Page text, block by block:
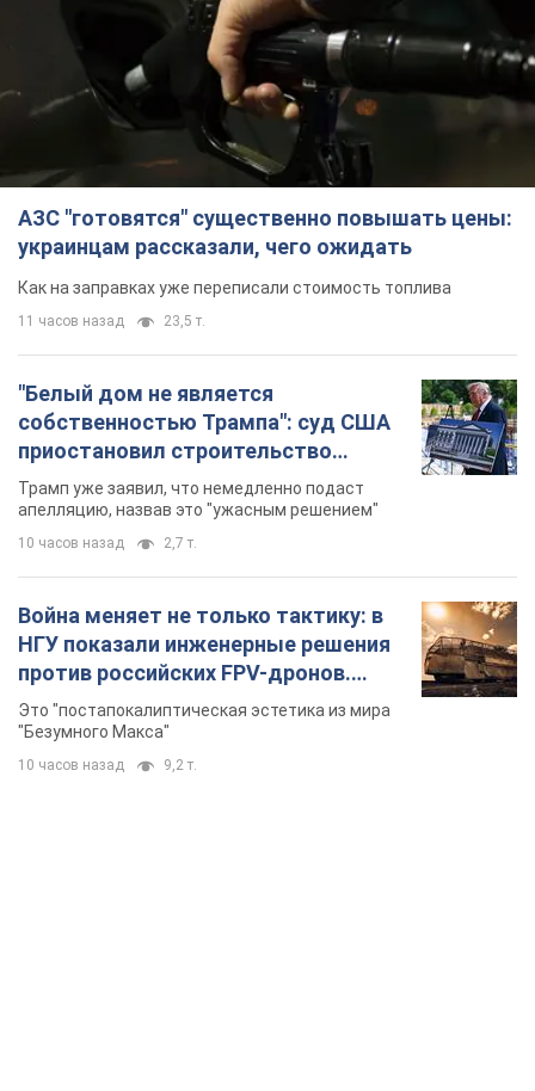
АЗС "готовятся" существенно повышать цены:
украинцам рассказали, чего ожидать
Как на заправках уже переписали стоимость топлива
11 часов назад 23,5 т.
"Белый дом не является
собственностью Трампа": суд США
приостановил строительство
бального зала стоимостью 400 млн
долларов
Трамп уже заявил, что немедленно подаст
апелляцию, назвав это "ужасным решением"
10 часов назад 2,7 т.
Война меняет не только тактику: в
НГУ показали инженерные решения
против российских FPV-дронов.
Фото
Это "постапокалиптическая эстетика из мира
"Безумного Макса"
10 часов назад 9,2 т.